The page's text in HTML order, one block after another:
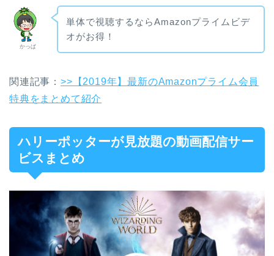
かっぱ
単体で視聴するならAmazonプライムビデ
オがお得！
関連記事： >>【2019年】最新のAmazonプライム会員
特典をまとめて紹介
ハリーポッターが見放題の動画配信サー
ビスまとめ